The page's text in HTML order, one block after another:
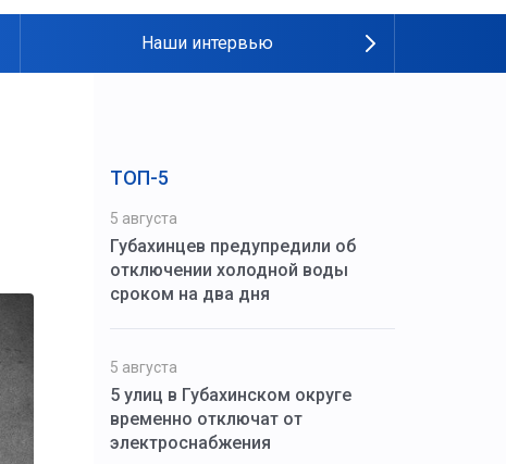
Наши интервью
ТОП-5
5 августа
Губахинцев предупредили об
отключении холодной воды
сроком на два дня
5 августа
5 улиц в Губахинском округе
временно отключат от
электроснабжения